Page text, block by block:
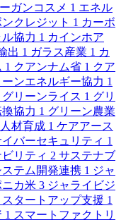
ガンコスメ 1 エネル
クレジット 1 カーボ
協力 1 カインホア
出 1 ガラス産業 1 カ
1 クアンナム省 1 クア
ーンエネルギー協力 1
グリーンライス 1 グリ
協力 1 グリーン農業
材育成 1 ケアアース
バーセキュリティ 1
リティ 2 サステナブ
ステム開発連携 1 ジャ
ニカ米 3 ジャライビジ
スタートアップ支援 1
1 スマートファクトリ